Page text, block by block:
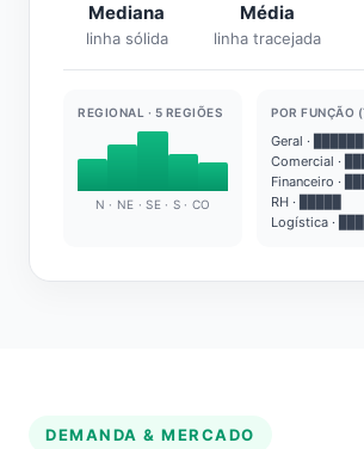
Mediana
linha sólida
Média
linha tracejada
REGIONAL · 5 REGIÕES
N · NE · SE · S · CO
POR FUNÇÃO
Geral ·
Comercial ·
Financeiro ·
RH · █████
Logística · ████
DEMANDA & MERCADO